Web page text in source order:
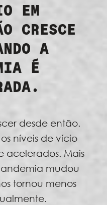
EM
CRESCE
A
É
desde então.
níveis de vício
acelerados. Mais
mudou
tornou menos